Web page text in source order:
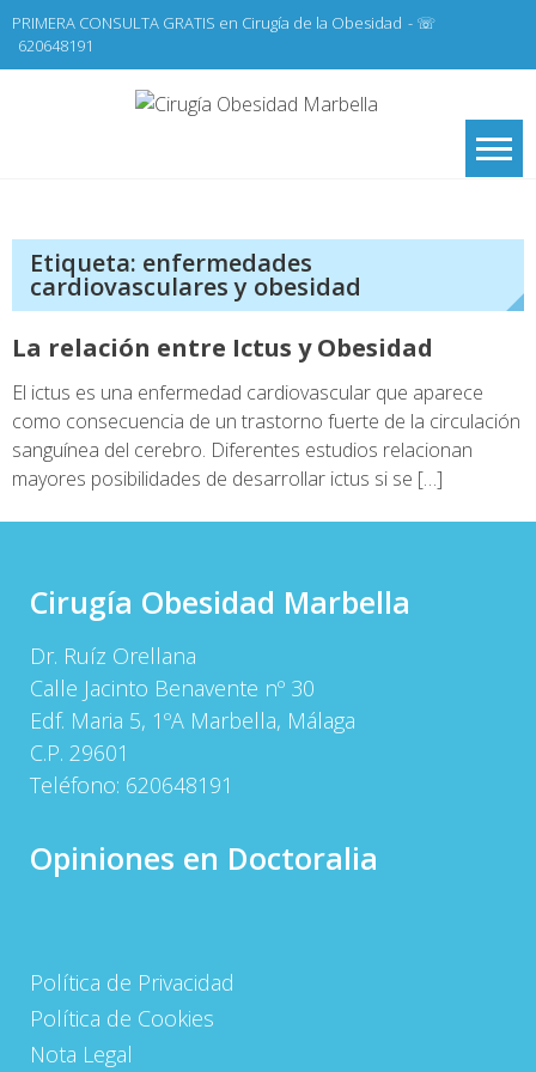
Skip
content
PRIMERA CONSULTA GRATIS en Cirugía de la Obesidad - ☏
620648191
Cirugía de la
Obesidad y Cirugía
General,
Laparoscopia
Etiqueta: enfermedades
cardiovasculares y obesidad
La relación entre Ictus y Obesidad
El ictus es una enfermedad cardiovascular que aparece
como consecuencia de un trastorno fuerte de la circulación
sanguínea del cerebro. Diferentes estudios relacionan
mayores posibilidades de desarrollar ictus si se […]
Cirugía Obesidad Marbella
Dr. Ruíz Orellana
Calle Jacinto Benavente nº 30
Edf. Maria 5, 1ºA Marbella, Málaga
C.P. 29601
Teléfono: 620648191
Opiniones en Doctoralia
Política de Privacidad
Política de Cookies
Nota Legal